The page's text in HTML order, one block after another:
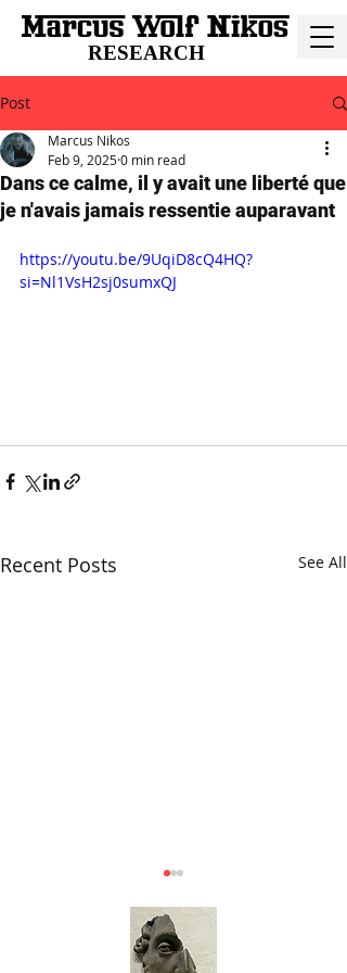
RESEARCH
Post
Dans ce calme, il y avait une liberté que
je n'avais jamais ressentie auparavant
Marcus Nikos
Feb 9, 20250 min read
https://youtu.be/9UqiD8cQ4HQ?
si=Nl1VsH2sj0sumxQJ
Recent Posts See All